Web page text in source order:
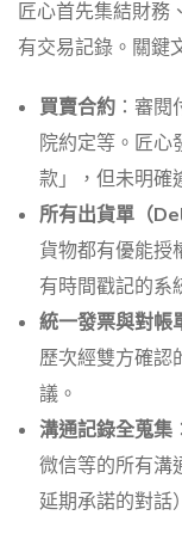
匠心首先集結財務
有交易記錄。關鍵
買賣合約 ：審
院約定等。匠
款」，但未明確
所有出貨單（
貨物都有優能授
有時間戳記的系
統一發票與對帳
歷次經雙方確認
議。
溝通記錄全蒐集
微信等的所有溝
延期承諾的對話